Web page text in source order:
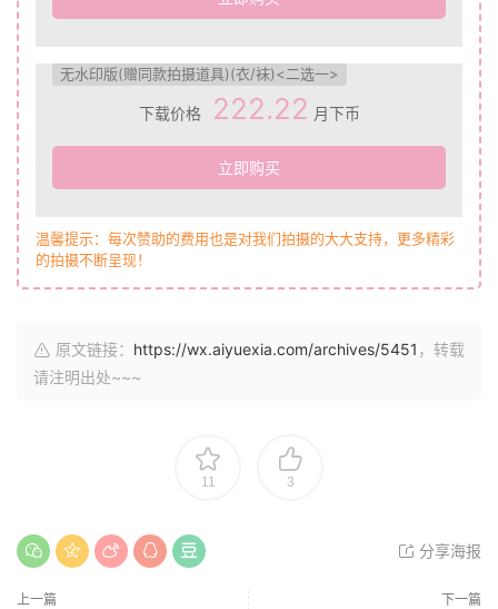
无水印版(赠同款拍摄道具)(衣/袜)<二选一>
下载价格 222.22 月下币
立即购买
温馨提示：每次赞助的费用也是对我们拍摄的大大支持，更多精彩
的拍摄不断呈现！
原文链接： https://wx.aiyuexia.com/archives/5451 ，转载
请注明出处~~~
11 3
分享海报
上一篇 下一篇